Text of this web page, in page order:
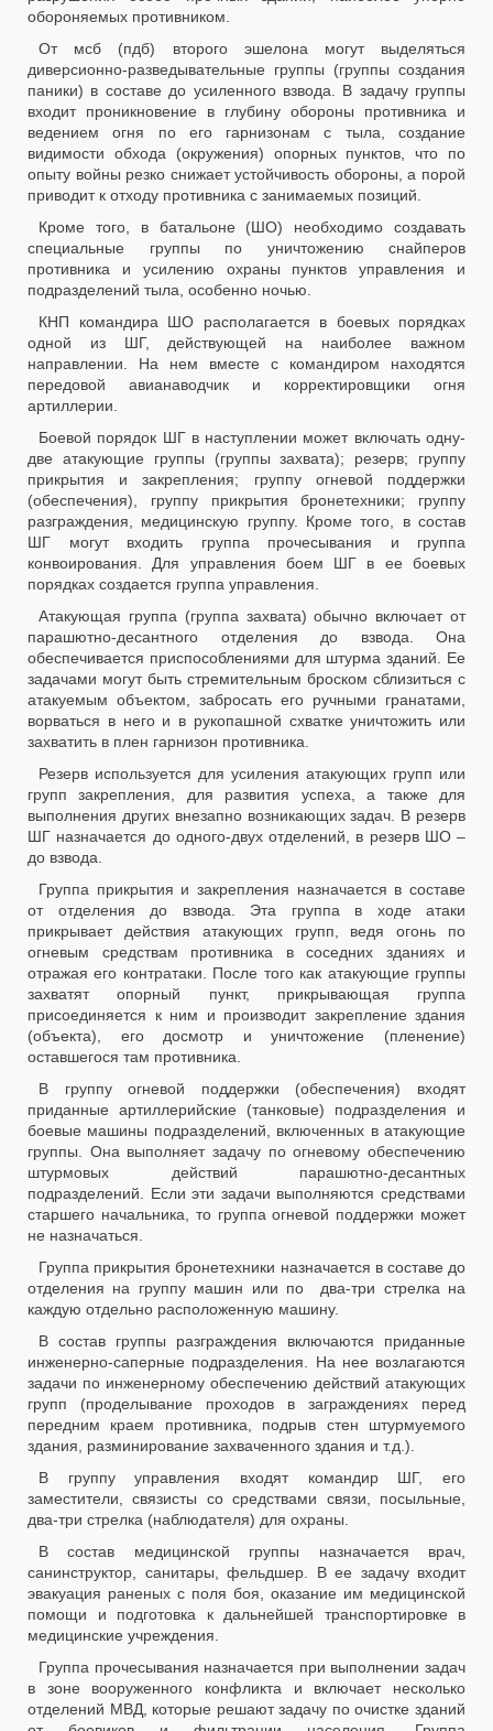
обороняемых противником.
От мсб (пдб) второго эшелона могут выделяться
диверсионно-разведывательные группы (группы создания
паники) в составе до усиленного взвода. В задачу группы
входит проникновение в глубину обороны противника и
ведением огня по его гарнизонам с тыла, создание
видимости обхода (окружения) опорных пунктов, что по
опыту войны резко снижает устойчивость обороны, а порой
приводит к отходу противника с занимаемых позиций.
Кроме того, в батальоне (ШО) необходимо создавать
специальные группы по уничтожению снайперов
противника и усилению охраны пунктов управления и
подразделений тыла, особенно ночью.
КНП командира ШО располагается в боевых порядках
одной из ШГ, действующей на наиболее важном
направлении. На нем вместе с командиром находятся
передовой авианаводчик и корректировщики огня
артиллерии.
Боевой порядок ШГ в наступлении может включать одну-
две атакующие группы (группы захвата); резерв; группу
прикрытия и закрепления; группу огневой поддержки
(обеспечения), группу прикрытия бронетехники; группу
разграждения, медицинскую группу. Кроме того, в состав
ШГ могут входить группа прочесывания и группа
конвоирования. Для управления боем ШГ в ее боевых
порядках создается группа управления.
Атакующая группа (группа захвата) обычно включает от
парашютно-десантного отделения до взвода. Она
обеспечивается приспособлениями для штурма зданий. Ее
задачами могут быть стремительным броском сблизиться с
атакуемым объектом, забросать его ручными гранатами,
ворваться в него и в рукопашной схватке уничтожить или
захватить в плен гарнизон противника.
Резерв используется для усиления атакующих групп или
групп закрепления, для развития успеха, а также для
выполнения других внезапно возникающих задач. В резерв
ШГ назначается до одного-двух отделений, в резерв ШО –
до взвода.
Группа прикрытия и закрепления назначается в составе
от отделения до взвода. Эта группа в ходе атаки
прикрывает действия атакующих групп, ведя огонь по
огневым средствам противника в соседних зданиях и
отражая его контратаки. После того как атакующие группы
захватят опорный пункт, прикрывающая группа
присоединяется к ним и производит закрепление здания
(объекта), его досмотр и уничтожение (пленение)
оставшегося там противника.
В группу огневой поддержки (обеспечения) входят
приданные артиллерийские (танковые) подразделения и
боевые машины подразделений, включенных в атакующие
группы. Она выполняет задачу по огневому обеспечению
штурмовых действий парашютно-десантных
подразделений. Если эти задачи выполняются средствами
старшего начальника, то группа огневой поддержки может
не назначаться.
Группа прикрытия бронетехники назначается в составе до
отделения на группу машин или по два-три стрелка на
каждую отдельно расположенную машину.
В состав группы разграждения включаются приданные
инженерно-саперные подразделения. На нее возлагаются
задачи по инженерному обеспечению действий атакующих
групп (проделывание проходов в заграждениях перед
передним краем противника, подрыв стен штурмуемого
здания, разминирование захваченного здания и т.д.).
В группу управления входят командир ШГ, его
заместители, связисты со средствами связи, посыльные,
два-три стрелка (наблюдателя) для охраны.
В состав медицинской группы назначается врач,
санинструктор, санитары, фельдшер. В ее задачу входит
эвакуация раненых с поля боя, оказание им медицинской
помощи и подготовка к дальнейшей транспортировке в
медицинские учреждения.
Группа прочесывания назначается при выполнении задач
в зоне вооруженного конфликта и включает несколько
отделений МВД, которые решают задачу по очистке зданий